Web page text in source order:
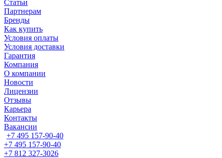
Статьи
Партнерам
Бренды
Как купить
Условия оплаты
Условия доставки
Гарантия
Компания
О компании
Новости
Лицензии
Отзывы
Карьера
Контакты
Вакансии
+7 495 157-90-40
+7 495 157-90-40
+7 812 327-3026